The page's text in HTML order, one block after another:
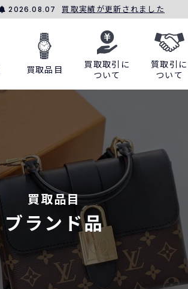
2026.08.07 買取実績が更新されました
買取品目
買取取引に
ついて
質取引に
ついて
買取品目
ブランド品